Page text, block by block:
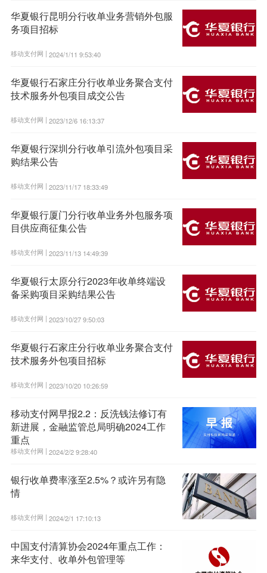
华夏银行昆明分行收单业务营销外包服
务项目招标
移动支付网 | 2024/1/11 9:53:40
华夏银行石家庄分行收单业务聚合支付
技术服务外包项目成交公告
移动支付网 | 2023/12/6 16:13:37
华夏银行深圳分行收单引流外包项目采
购结果公告
移动支付网 | 2023/11/17 18:33:49
华夏银行厦门分行收单业务外包服务项
目供应商征集公告
移动支付网 | 2023/11/13 14:49:39
华夏银行太原分行2023年收单终端设
备采购项目采购结果公告
移动支付网 | 2023/10/27 9:50:03
华夏银行石家庄分行收单业务聚合支付
技术服务外包项目招标
移动支付网 | 2023/10/20 10:26:59
移动支付网早报2.2：反洗钱法修订有
新进展，金融监管总局明确2024工作
重点
移动支付网 | 2024/2/2 9:28:40
银行收单费率涨至2.5%？或许另有隐
情
移动支付网 | 2024/2/1 17:10:13
中国支付清算协会2024年重点工作：
来华支付、收单外包管理等